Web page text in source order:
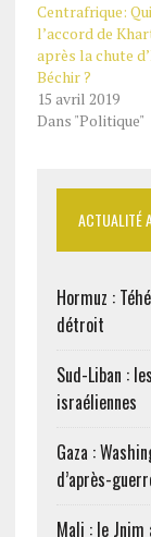
Centrafrique:
l’accord de
après la chute
Béchir ?
15 avril 2019
Dans "Politique"
ACTUALITÉ
Hormuz :
détroit
Sud-Liban :
israéliennes
Gaza :
d’après-
Mali : le